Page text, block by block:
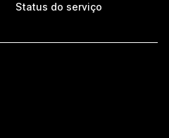
Status do serviço